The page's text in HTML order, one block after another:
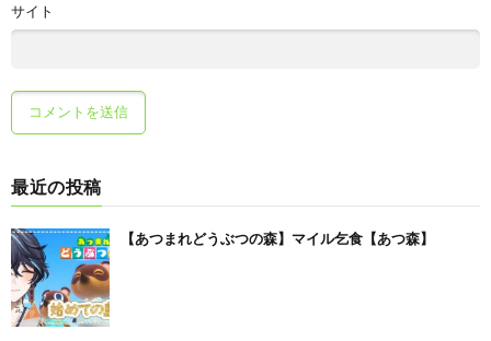
サイト
最近の投稿
【あつまれどうぶつの森】マイル乞食【あつ森】